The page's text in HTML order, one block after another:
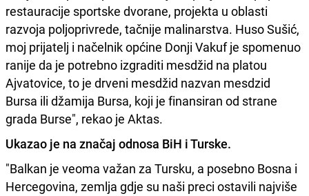
restauracije sportske dvorane, projekta u oblasti
razvoja poljoprivrede, tačnije malinarstva. Huso Sušić,
moj prijatelj i načelnik općine Donji Vakuf je spomenuo
ranije da je potrebno izgraditi mesdžid na platou
Ajvatovice, to je drveni mesdžid nazvan mesdzid
Bursa ili džamija Bursa, koji je finansiran od strane
grada Burse", rekao je Aktas.
Ukazao je na značaj odnosa BiH i Turske.
"Balkan je veoma važan za Tursku, a posebno Bosna i
Hercegovina, zemlja gdje su naši preci ostavili najviše